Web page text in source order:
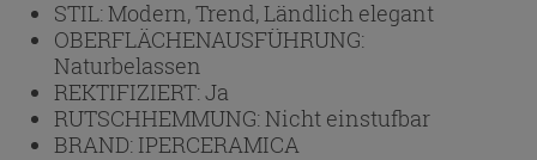
STIL:Modern, Trend, Ländlich elegant
OBERFLÄCHENAUSFÜHRUNG:
Naturbelassen
REKTIFIZIERT:Ja
RUTSCHHEMMUNG:Nicht einstufbar
BRAND: IPERCERAMICA